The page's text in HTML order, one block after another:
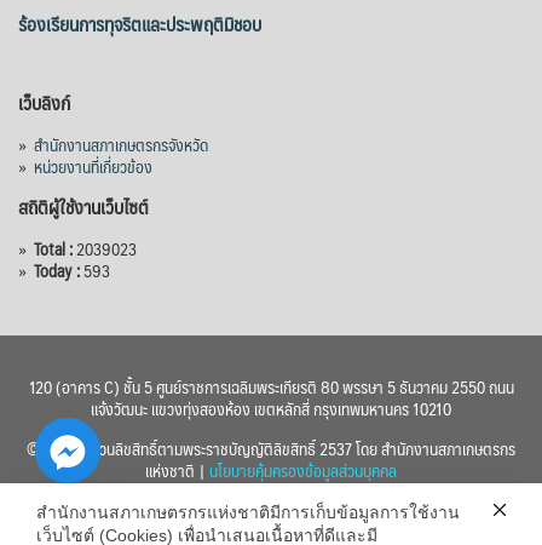
ร้องเรียนการทุจริตและประพฤติมิชอบ
เว็บลิงก์
» สำนักงานสภาเกษตรกรจังหวัด
» หน่วยงานที่เกี่ยวข้อง
สถิติผู้ใช้งานเว็บไซต์
» Total :2039023
» Today :593
120 (อาคาร C) ชั้น 5 ศูนย์ราชการเฉลิมพระเกียรติ 80 พรรษา 5 ธันวาคม 2550 ถนน
แจ้งวัฒนะ แขวงทุ่งสองห้อง เขตหลักสี่ กรุงเทพมหานคร 10210
© 2560 สงวนลิขสิทธิ์ตามพระราชบัญญัติลิขสิทธิ์ 2537 โดย สำนักงานสภาเกษตรกร
แห่งชาติ | นโยบายคุ้มครองข้อมูลส่วนบุคคล
สำนักงานสภาเกษตรกรแห่งชาติมีการเก็บข้อมูลการใช้งาน
เว็บไซต์ (Cookies) เพื่อนำเสนอเนื้อหาที่ดีและมี